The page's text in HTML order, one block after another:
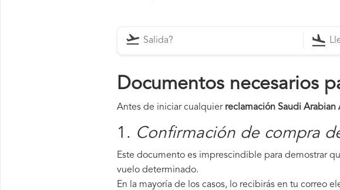
Documentos necesarios
Antes de iniciar cualquier reclamación Saudi Arabian
1. Confirmación de compra
Este documento es imprescindible para demostrar
vuelo determinado.
En la mayoría de los casos, lo recibirás en tu correo